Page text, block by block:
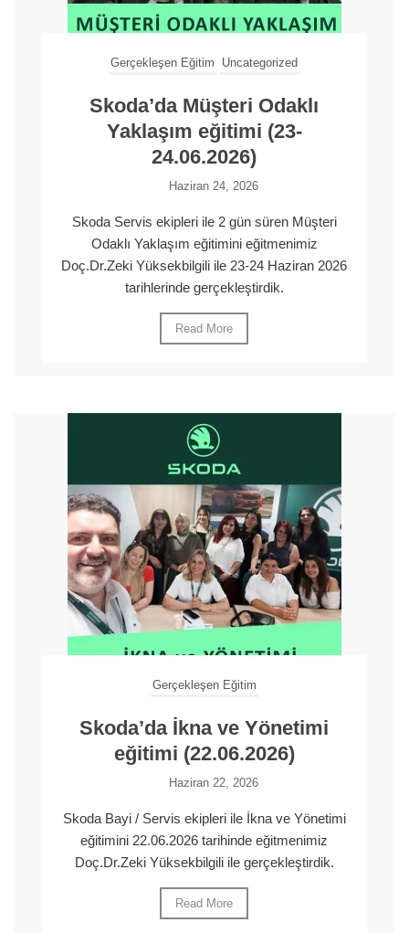
Gerçekleşen Eğitim Uncategorized
Skoda’da Müşteri Odaklı
Yaklaşım eğitimi (23-
24.06.2026)
Haziran 24, 2026
Skoda Servis ekipleri ile 2 gün süren Müşteri
Odaklı Yaklaşım eğitimini eğitmenimiz
Doç.Dr.Zeki Yüksekbilgili ile 23-24 Haziran 2026
tarihlerinde gerçekleştirdik.
Read More
Gerçekleşen Eğitim
Skoda’da İkna ve Yönetimi
eğitimi (22.06.2026)
Haziran 22, 2026
Skoda Bayi / Servis ekipleri ile İkna ve Yönetimi
eğitimini 22.06.2026 tarihinde eğitmenimiz
Doç.Dr.Zeki Yüksekbilgili ile gerçekleştirdik.
Read More